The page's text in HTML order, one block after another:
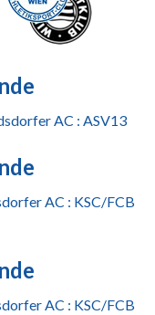
AC : ASV13
AC : KSC/FCB
AC : KSC/FCB